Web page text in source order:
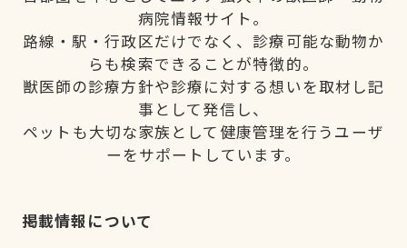
病院情報サイト。
路線・駅・行政区だけでなく、診療可能な動物か
らも検索できることが特徴的。
獣医師の診療方針や診療に対する想いを取材し記
事として発信し、
ペットも大切な家族として健康管理を行うユーザ
ーをサポートしています。
掲載情報について